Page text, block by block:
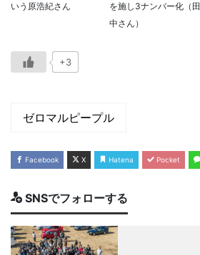
いう原浩紀さん
を施し3ナンバー化（田
中さん）
+3
ゼロマルピープル
Facebook X Hatena Pocket
SNSでフォローする